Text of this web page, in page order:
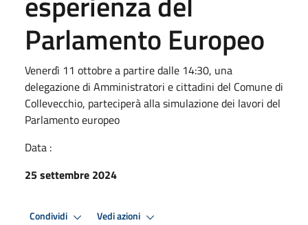
Parlamento Europeo
Venerdì 11 ottobre a partire dalle 14:30, una
delegazione di Amministratori e cittadini del Comune di
Collevecchio, parteciperà alla simulazione dei lavori del
Parlamento europeo
Data :
25 settembre 2024
Condividi Vedi azioni